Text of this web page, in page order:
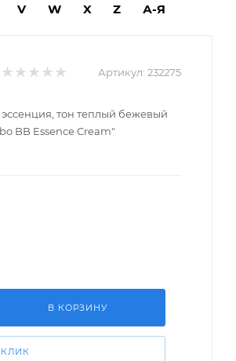
V W X Z А-Я
Артикул: 232275
тон теплый бежевый
BB Essence Cream"
В КОРЗИНУ
КЛИК